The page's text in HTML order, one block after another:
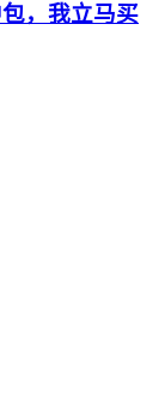
，我立马买